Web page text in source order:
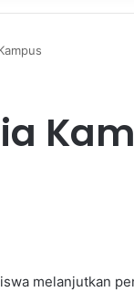
melanjutkan